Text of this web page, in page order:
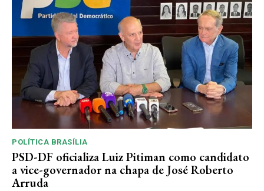
POLÍTICA BRASÍLIA
PSD-DF oficializa Luiz Pitiman como candidato
a vice-governador na chapa de José Roberto
Arruda